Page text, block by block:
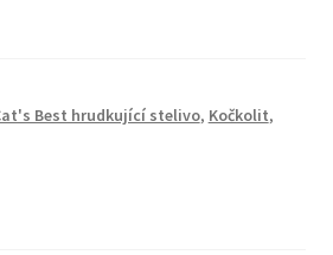
Best hrudkující stelivo, Kočkolit,